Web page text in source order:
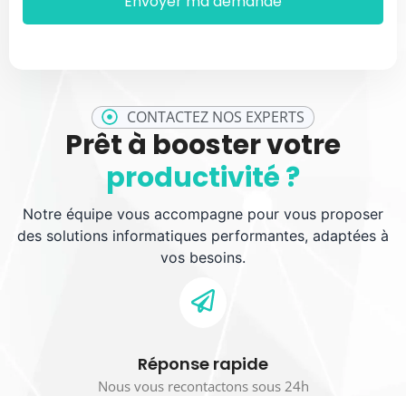
CONTACTEZ NOS EXPERTS
Prêt à booster votre
productivité ?
Notre équipe vous accompagne pour vous proposer
des solutions informatiques performantes, adaptées à
vos besoins.
Réponse rapide
Nous vous recontactons sous 24h